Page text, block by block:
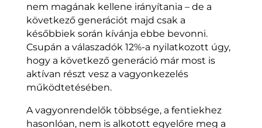
nem magának kellene irányítania – de a
következő generációt majd csak a
későbbiek során kívánja ebbe bevonni.
Csupán a válaszadók 12%-a nyilatkozott úgy,
hogy a következő generáció már most is
aktívan részt vesz a vagyonkezelés
működtetésében.
A vagyonrendelők többsége, a fentiekhez
hasonlóan, nem is alkotott egyelőre meg a